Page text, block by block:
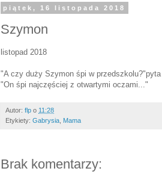
piątek, 16 listopada 2018
Szymon
listopad 2018
"A czy duży Szymon śpi w przedszkolu?"pyta
"On śpi najczęściej z otwartymi oczami..."
Autor: flp o 11:28
Etykiety: Gabrysia Mama
Brak komentarzy: